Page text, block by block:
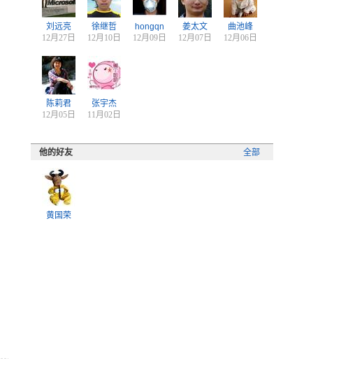
刘远亮
12月27日
徐继哲
12月10日
hongqn
12月09日
姜太文
12月07日
曲池峰
12月06日
陈莉君
12月05日
张宇杰
11月02日
全部
他的好友
黄国荣